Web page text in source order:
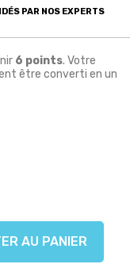
PAR NOS EXPERTS
6 points. Votre
être converti en un
AU PANIER